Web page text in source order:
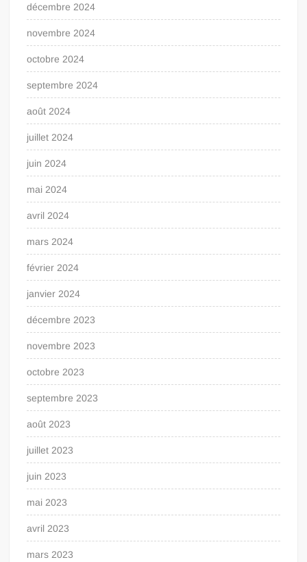
décembre 2024
novembre 2024
octobre 2024
septembre 2024
août 2024
juillet 2024
juin 2024
mai 2024
avril 2024
mars 2024
février 2024
janvier 2024
décembre 2023
novembre 2023
octobre 2023
septembre 2023
août 2023
juillet 2023
juin 2023
mai 2023
avril 2023
mars 2023